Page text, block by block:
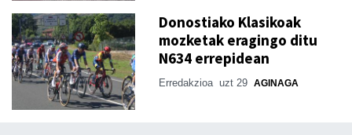
Donostiako Klasikoak
mozketak eragingo ditu
N634 errepidean
Erredakzioa uzt 29 AGINAGA